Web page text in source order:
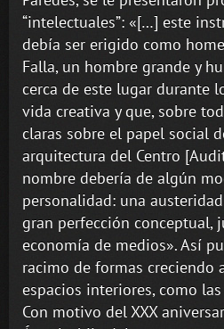
“intelectuales”: «[…] este
debía ser erigido como
Falla, un hombre grande y
cerca de este lugar durante
vida creativa y que, sobre
claras sobre el papel social
arquitectura del Centro
nombre debería de algún
personalidad: una
gran perfección conceptual,
economía de medios». Así
racimo de formas creciendo
espacios interiores, como
Con motivo del XXX